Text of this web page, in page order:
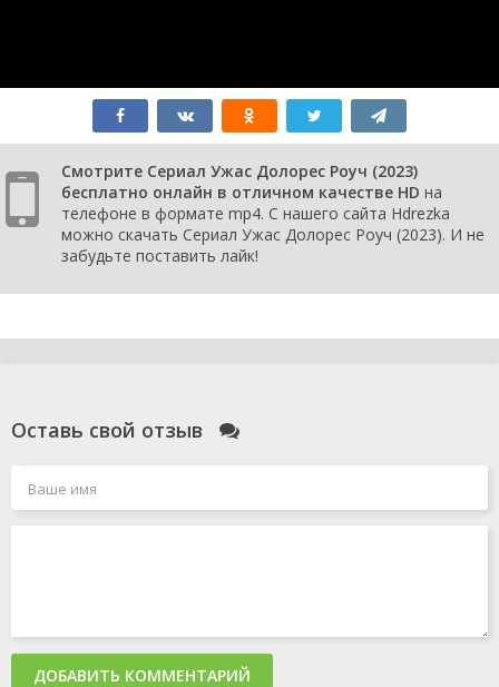
Смотрите Сериал Ужас Долорес Роуч (2023)
бесплатно онлайн в отличном качестве HD на
телефоне в формате mp4. С нашего сайта Hdrezka
можно скачать Сериал Ужас Долорес Роуч (2023). И не
забудьте поставить лайк!
Оставь свой отзыв
ДОБАВИТЬ КОММЕНТАРИЙ